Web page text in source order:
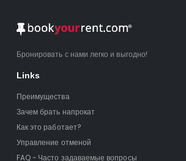
Бронировать с нами легко и выгодно!
Links
Преимущества
Зачем брать напрокат
Как это работает?
Управление отменой
FAQ - Часто задаваемые вопросы